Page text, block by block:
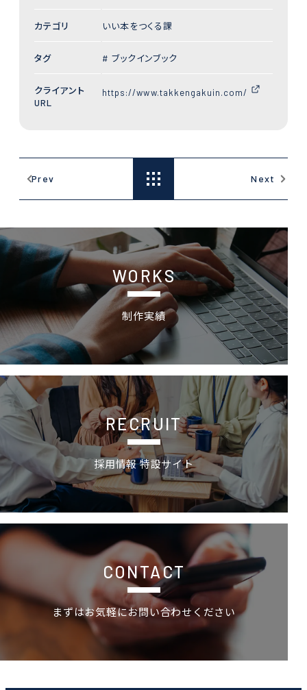
カテゴリ いい本をつくる課
タグ ブックインブック
クライアント
URL
https://www.takkengakuin.com/
Prev
岐阜県の花やみどりを対象にしたSNSフォトキャンペーン
Next
WORKS
制作実績
制作実績
RECRUIT
採用情報 特設サイト
採用情報 特設サイトの詳細ページへ
CONTACT
まずはお気軽にお問い合わせください
お問い合わせ